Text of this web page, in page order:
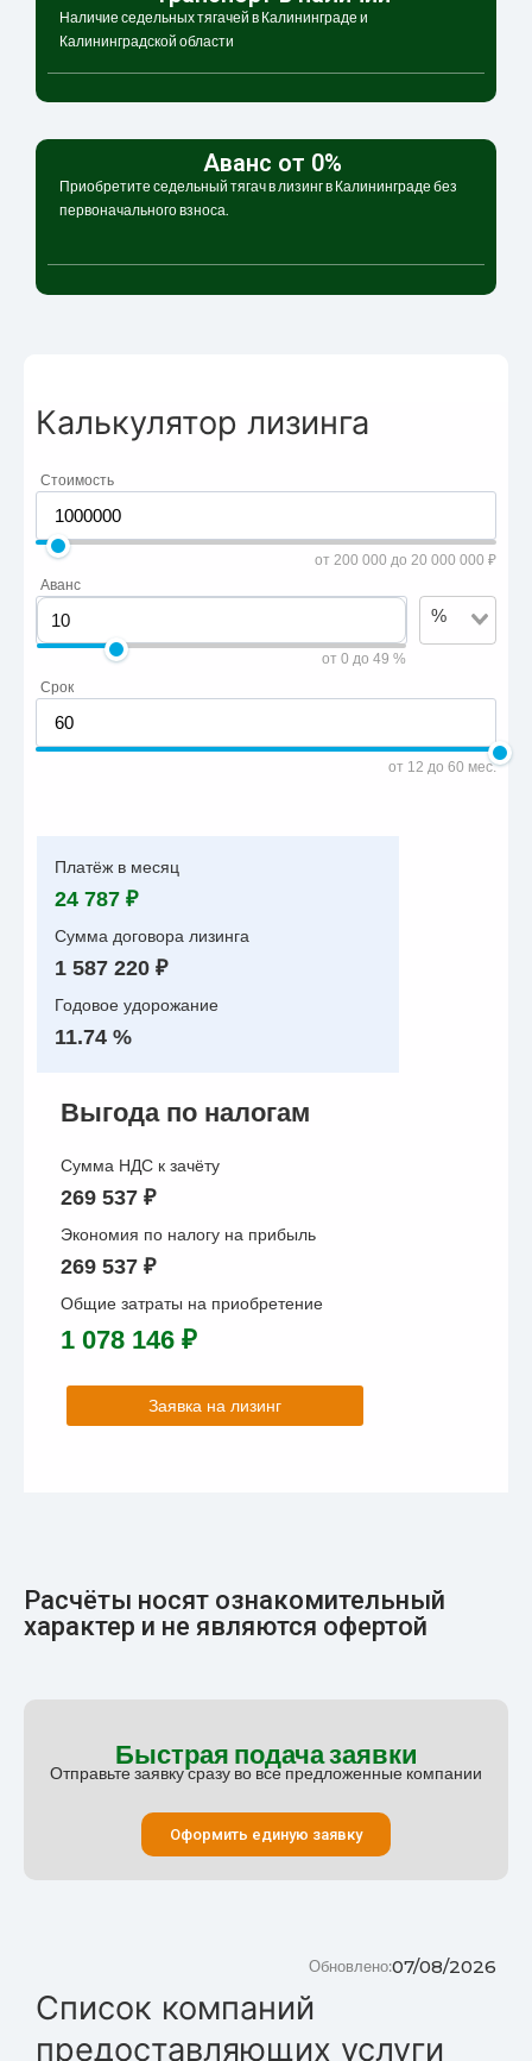
Наличие седельных тягачей в Калининграде и
Калининградской области
Аванс от 0%
Приобретите седельный тягач в лизинг в Калининграде без
первоначального взноса.
Калькулятор лизинга
Стоимость
от 200 000 до 20 000 000 ₽
Аванс
от 0 до 49 %
%
Срок
от 12 до 60 мес.
Платёж в месяц
24 787 ₽
Сумма договора лизинга
1 587 220 ₽
Годовое удорожание
11.74 %
Выгода по налогам
Сумма НДС к зачёту
269 537 ₽
Экономия по налогу на прибыль
269 537 ₽
Общие затраты на приобретение
1 078 146 ₽
Заявка на лизинг
Расчёты носят ознакомительный
характер и не являются офертой
Быстрая подача заявки
Отправьте заявку сразу во все предложенные компании
Оформить единую заявку
07/08/2026
Обновлено:
Список компаний
предоставляющих услуги